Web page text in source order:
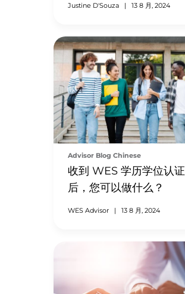
Justine D'Souza | 13 8 月, 2024
Advisor Blog Chinese
收到 WES 学历学位认证
后，您可以做什么？
WES Advisor | 13 8 月, 2024